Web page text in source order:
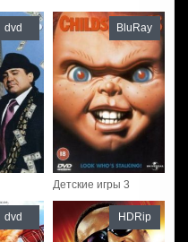
dvd
Детские игры 3
BluRay
dvd HDRip